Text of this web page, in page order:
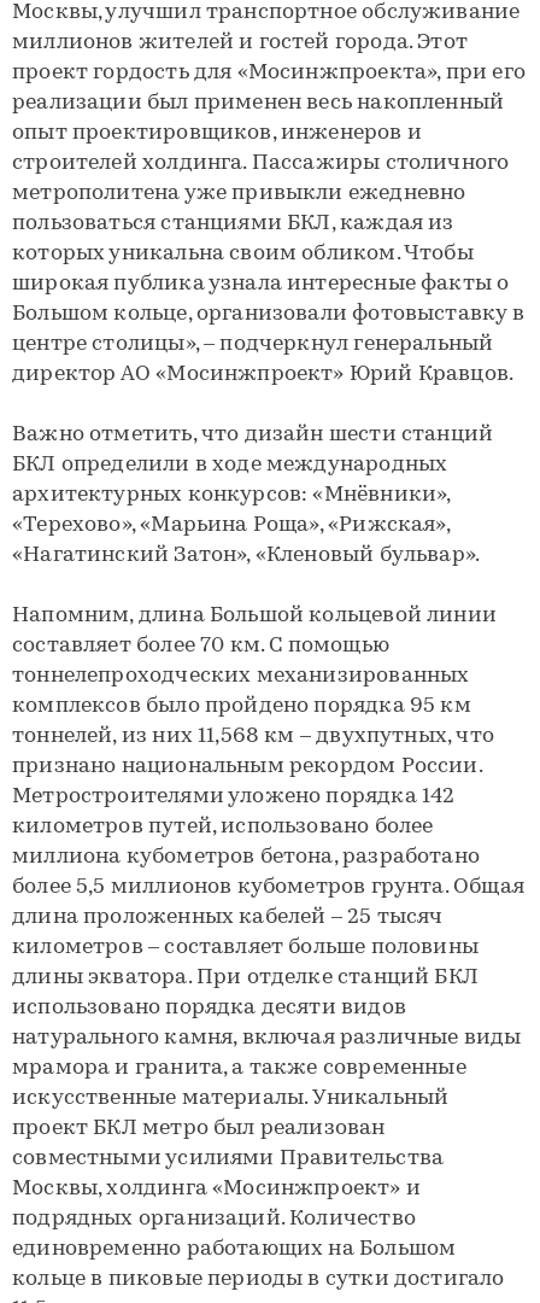
Москвы, улучшил транспортное обслуживание
миллионов жителей и гостей города. Этот
проект гордость для «Мосинжпроекта», при его
реализации был применен весь накопленный
опыт проектировщиков, инженеров и
строителей холдинга. Пассажиры столичного
метрополитена уже привыкли ежедневно
пользоваться станциями БКЛ, каждая из
которых уникальна своим обликом. Чтобы
широкая публика узнала интересные факты о
Большом кольце, организовали фотовыставку в
центре столицы», – подчеркнул генеральный
директор АО «Мосинжпроект» Юрий Кравцов.
Важно отметить, что дизайн шести станций
БКЛ определили в ходе международных
архитектурных конкурсов: «Мнёвники»,
«Терехово», «Марьина Роща», «Рижская»,
«Нагатинский Затон», «Кленовый бульвар».
Напомним, длина Большой кольцевой линии
составляет более 70 км. С помощью
тоннелепроходческих механизированных
комплексов было пройдено порядка 95 км
тоннелей, из них 11,568 км – двухпутных, что
признано национальным рекордом России.
Метростроителями уложено порядка 142
километров путей, использовано более
миллиона кубометров бетона, разработано
более 5,5 миллионов кубометров грунта. Общая
длина проложенных кабелей – 25 тысяч
километров – составляет больше половины
длины экватора. При отделке станций БКЛ
использовано порядка десяти видов
натурального камня, включая различные виды
мрамора и гранита, а также современные
искусственные материалы. Уникальный
проект БКЛ метро был реализован
совместными усилиями Правительства
Москвы, холдинга «Мосинжпроект» и
подрядных организаций. Количество
единовременно работающих на Большом
кольце в пиковые периоды в сутки достигало